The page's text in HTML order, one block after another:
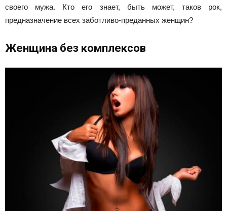
своего мужа. Кто его знает, быть может, таков рок,
предназначение всех заботливо-преданных женщин?
Женщина без комплексов